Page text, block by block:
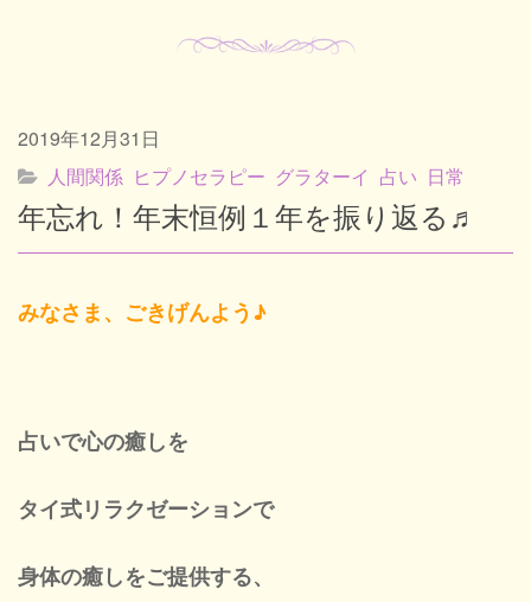
年忘れ！年末恒例１年を振り返る♬
2019年12月31日
人間関係 ヒプノセラピー グラターイ 占い 日常
みなさま、ごきげんよう♪
占いで心の癒しを
タイ式リラクゼーションで
身体の癒しをご提供する、